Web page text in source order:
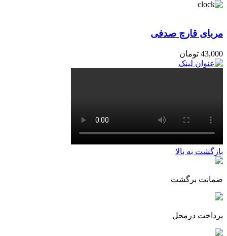
‌مربای قارچ صدفی
43,000 تومان
بازگشت به بالا
ضمانت برگشت
پرداخت درمحل